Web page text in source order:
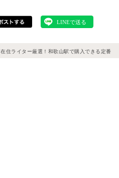
在住ライター厳選！和歌山駅で購入できる定番お